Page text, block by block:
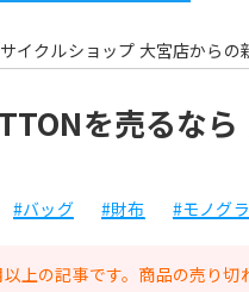
イクルショップ 大宮店からの
を売るなら
#バッグ #財布 #モノグ
上の記事です。商品の売り切